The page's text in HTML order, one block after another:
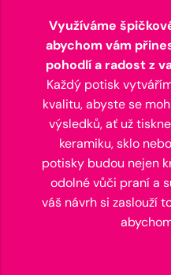
Využíváme
abychom vám
pohodlí a radost z
Každý potisk
kvalitu, abyste se
výsledků, ať už
keramiku, sklo
potisky budou nejen
odolné vůči praní a
váš návrh si zaslouží